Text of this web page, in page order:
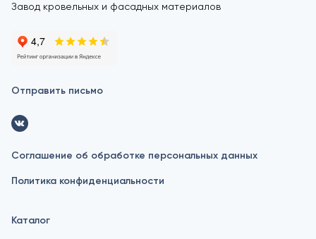
Завод кровельных и фасадных материалов
Отправить письмо
Соглашение об обработке персональных данных
Политика конфиденциальности
Каталог